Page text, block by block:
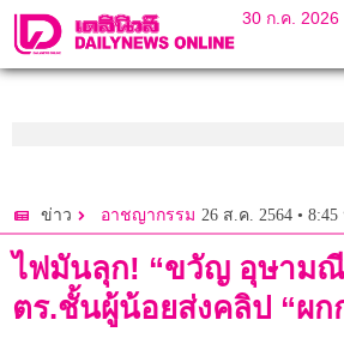
30 ก.ค. 2026
ข่าว อาชญากรรม 26 ส.ค. 2564 • 8:45
ไฟมันลุก! “ขวัญ อุษาม
ตร.ชั้นผู้น้อยส่งคลิป “ผก